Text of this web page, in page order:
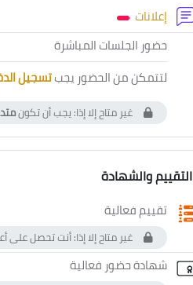
إعلانات منتدى
حضور الجلسات المباشرةأداة خارجية
لتتمكن من الحضور يجبتسجيل
غير متاح إلا إذا: يجب أن تكون
التقييم والشهادة
تقييم فعاليةاستبيان
غير متاح إلا إذا: أنت تحصل
شهادة حضور فعاليةالشهادة